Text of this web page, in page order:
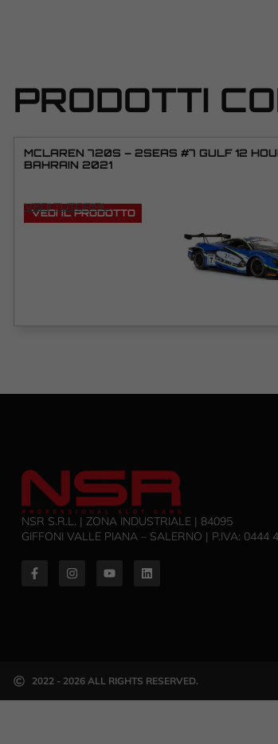
PRODOTTI
MCLAREN 720S – 2SEAS #7 GULF 12
BAHRAIN 2021
VEDI TUTORIAL
VEDI IL PRODOTTO
NSR S.R.L. | ZONA INDUSTRIALE | 84095
GIFFONI VALLE PIANA – SALERNO | P.IVA: ‭0444
2022 - 2026 ALL RIGHTS RESERVED.